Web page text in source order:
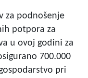
za podnošenje
potpora za
u ovoj godini za
700.000
pri